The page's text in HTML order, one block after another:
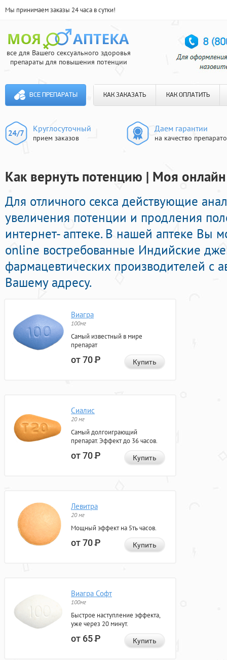
Мы принимаем заказы 24 часа в сутки!
все для Вашего сексуального здоровья
препараты для повышения потенции
ВСЕ ПРЕПАРАТЫ КАК ЗАКАЗАТЬ КАК ОПЛАТИТЬ
Круглосуточный
прием заказов
Даем гарантии
на качество
Как вернуть потенцию | Моя
Для отличного секса действующие
увеличения потенции и продления
интернет- аптеке. В нашей аптеке Вы
online востребованные Индийские
фармацевтических производителей с
Вашему адресу.
Виагра
100мг
Самый известный в мире
препарат
от 70Р Купить
Сиалис
20 мг
Самый долгоиграющий
препарат. Эффект до 36 часов.
от 70Р Купить
Левитра
20 мг
Мощный эффект на 5ть часов.
от 70Р Купить
Виагра Софт
100мг
Быстрое наступление эффекта,
уже через 20 минут.
от 65Р Купить